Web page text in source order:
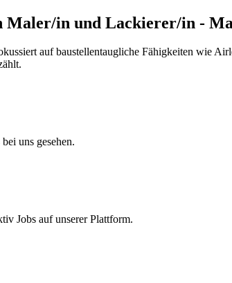
Maler/in und Lackierer/in -
auf baustellentaugliche Fähigkeiten wie
uns gesehen.
Jobs auf unserer Plattform.